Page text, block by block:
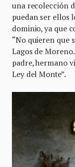
una recolección
puedan ser ellos
dominio, ya que
“No quieren que
Lagos de
padre, hermano
Ley del Monte”.